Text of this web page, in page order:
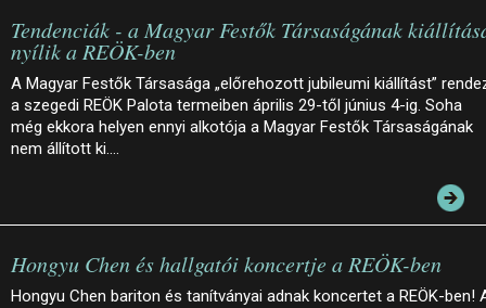
Tendenciák - a Magyar Festők Társaságának
nyílik a REÖK-ben
A Magyar Festők Társasága „előrehozott jubileumi kiállítást”
a szegedi REÖK Palota termeiben április 29-től június 4-ig. Soha
még ekkora helyen ennyi alkotója a Magyar Festők Társaságának
nem állított ki.…
Hongyu Chen és hallgatói koncertje a REÖK-ben
Hongyu Chen bariton és tanítványai adnak koncertet a REÖK-ben!